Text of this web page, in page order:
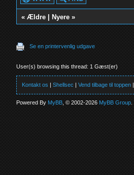
«Ældre Nyere »
Se en printervenlig udgave
User(s) browsing this thread: 1 Gæst(er)
Kontakt os |Shellsec |Vend tilbage til toppen |
Powered ByMyBB , © 2002-2026MyBB Group